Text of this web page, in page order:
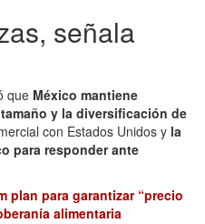
señala
que México mantiene
y la diversificación de
con Estados Unidos y la
para responder ante
plan para garantizar “precio
alimentaria